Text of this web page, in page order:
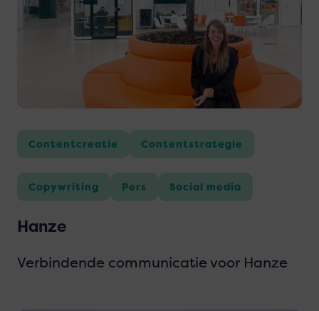
Hanze
Contentcreatie Contentstrategie
Copywriting Pers Social media
Hanze
Verbindende communicatie voor Hanze